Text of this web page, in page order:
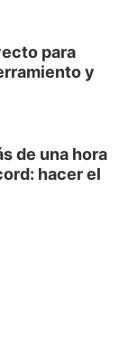
para
y
de una hora
hacer el